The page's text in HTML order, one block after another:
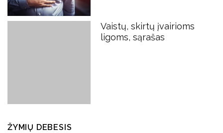
Vaistų, skirtų įvairioms
ligoms, sąrašas
ŽYMIŲ DEBESIS